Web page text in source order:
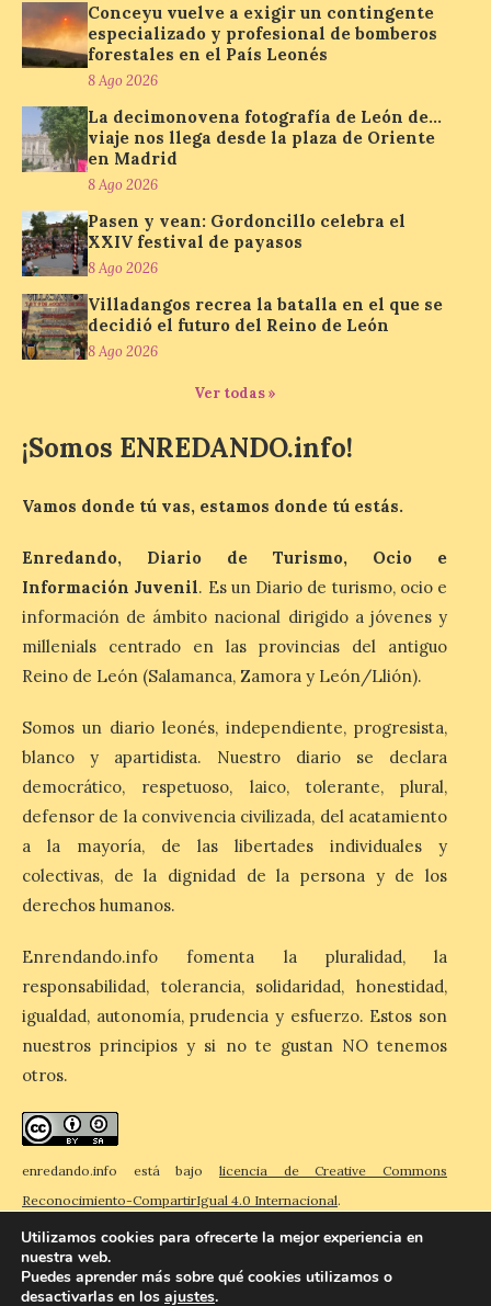
Nueva edición de León
de…viaje. Una iniciativa
organizado por la sección
juvenil de la Asociación
Conceyu País Llionés y el Diario de
Turismo, Ocio e Información para
jóvenes “Enredando.info”. Pilar Aller Aller
nos envía la décimo […]
Los minerales y sus usos
más comunes centran la
nueva exposición del
Museo de la Siderurgia y
la Minería de Sabero
La exposición que se
media de la mañana,
minerales, rocas y fósiles de Castilla y
León’, podrá visitarse hasta finales del
mes de noviembre, con […]
La Bañeza inicia sus
cargo de Arturo Martínez
Matilla
8 Ago 2026
El Ayuntamiento de La
Martínez Matilla como
pregonero de las Fiestas
teatro municipal de La Bañeza. El
comunicador astorgano Arturo Martínez
Matilla, […]
La I Feria de la Cerveza
arranca con una gran
acogida del público
con la presencia del
alcalde de Astorga, José
Conceyu vuelve a exigir un contingente
especializado y profesional de bomberos
forestales en el País Leonés
8 Ago 2026
La decimonovena fotografía de León de…
viaje nos llega desde la plaza de Oriente
en Madrid
8 Ago 2026
Pasen y vean: Gordoncillo celebra el
XXIV festival de payasos
8 Ago 2026
Villadangos recrea la batalla en el que se
decidió el futuro del Reino de León
8 Ago 2026
Ver todas »
¡Somos ENREDANDO.info!
Vamos donde tú vas, estamos donde tú estás.
Enredando, Diario de Turismo, Ocio e
Información Juvenil. Es un Diario de turismo, ocio e
información de ámbito nacional dirigido a jóvenes y
millenials centrado en las provincias del antiguo
Reino de León (Salamanca, Zamora y León/Llión).
Somos un diario leonés, independiente, progresista,
blanco y apartidista. Nuestro diario se declara
democrático, respetuoso, laico, tolerante, plural,
defensor de la convivencia civilizada, del acatamiento
a la mayoría, de las libertades individuales y
colectivas, de la dignidad de la persona y de los
derechos humanos.
Enrendando.info fomenta la pluralidad, la
responsabilidad, tolerancia, solidaridad, honestidad,
igualdad, autonomía, prudencia y esfuerzo. Estos son
nuestros principios y si no te gustan NO tenemos
otros.
enredando.info está bajo licencia de Creative Commons
Reconocimiento-CompartirIgual 4.0 Internacional.
© 2026 Enredando Política de privacidad
Utilizamos cookies para ofrecerte la mejor experiencia en
nuestra web.
Puedes aprender más sobre qué cookies utilizamos o
desactivarlas en los ajustes.